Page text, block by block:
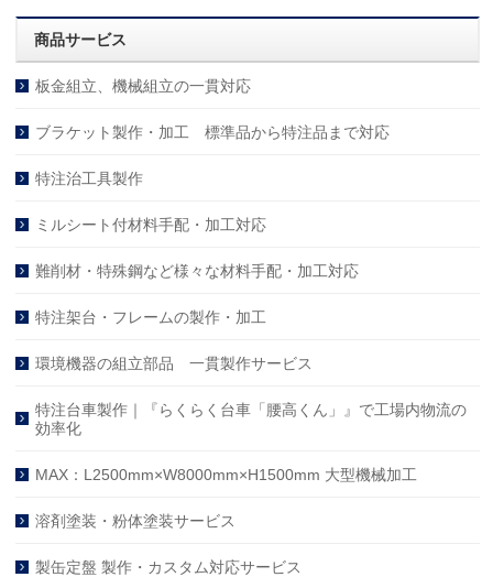
商品サービス
板金組立、機械組立の一貫対応
ブラケット製作・加工 標準品から特注品まで対応
特注治工具製作
ミルシート付材料手配・加工対応
難削材・特殊鋼など様々な材料手配・加工対応
特注架台・フレームの製作・加工
環境機器の組立部品 一貫製作サービス
特注台車製作｜『らくらく台車「腰高くん」』で工場内物流の
効率化
MAX：L2500mm×W8000mm×H1500mm 大型機械加工
溶剤塗装・粉体塗装サービス
製缶定盤 製作・カスタム対応サービス